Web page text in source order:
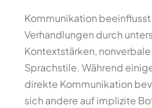
Kommunikation
Verhandlungen durch
Kontextstärken,
Sprachstile. Während
direkte Kommunikation
sich andere auf implizite